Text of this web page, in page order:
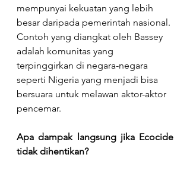
mempunyai kekuatan yang lebih
besar daripada pemerintah nasional.
Contoh yang diangkat oleh Bassey
adalah komunitas yang
terpinggirkan di negara-negara
seperti Nigeria yang menjadi bisa
bersuara untuk melawan aktor-aktor
pencemar.
Apa dampak langsung jika Ecocide
tidak dihentikan?